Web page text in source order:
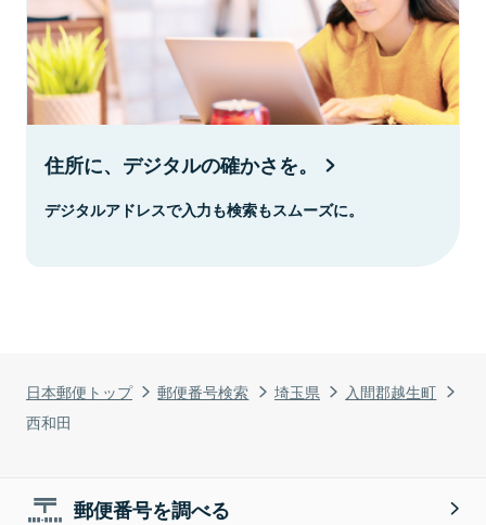
日本郵便トップ 郵便番号検索 埼玉県
入間郡越生町
西和田
住所に、デジタルの確かさを。
デジタルアドレスで入力も検索もスムーズに。
郵便番号を調べる